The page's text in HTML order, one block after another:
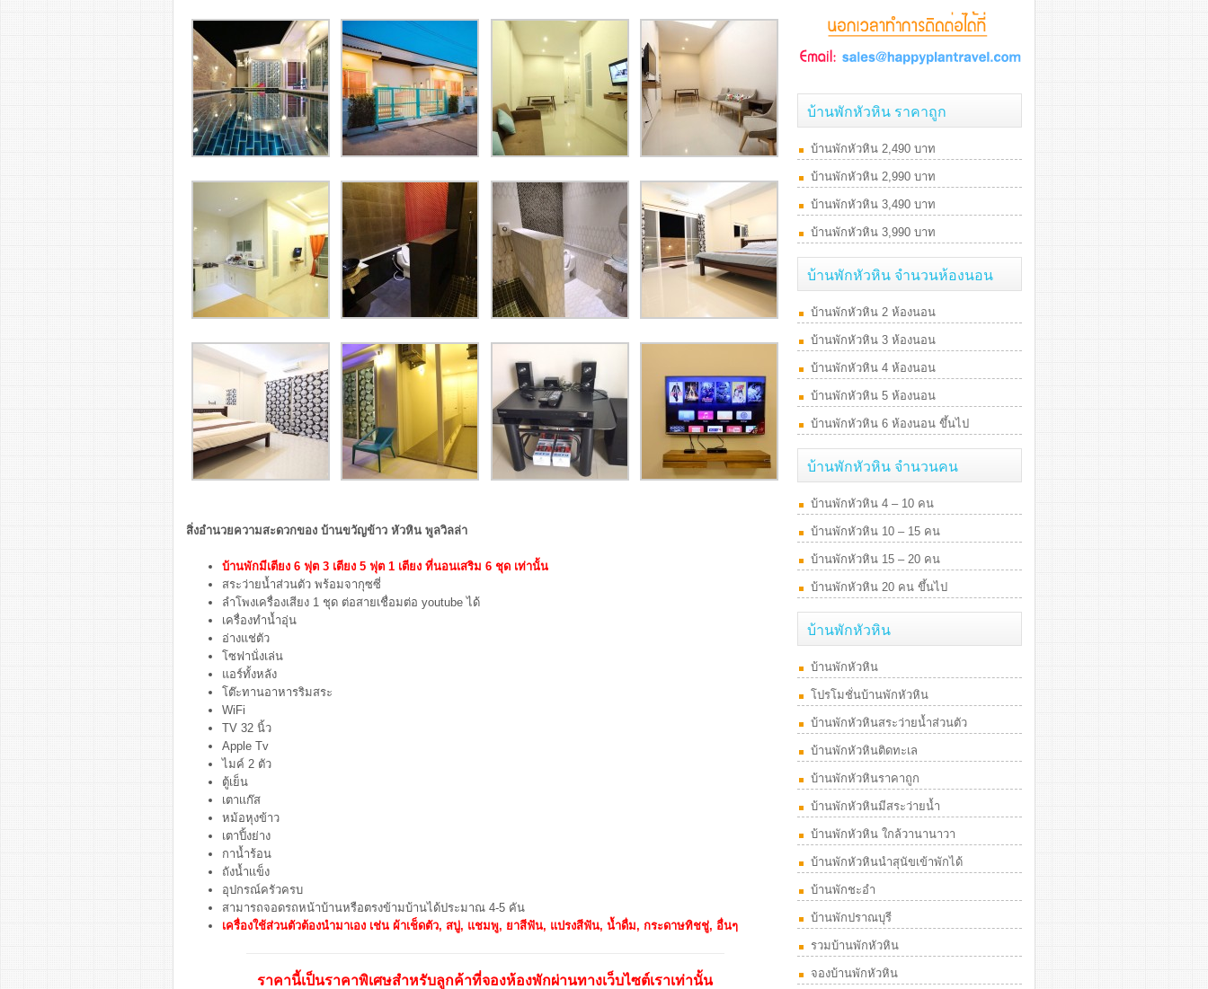
สิ่งอำนวยความสะดวกของ บ้านขวัญข้าว หัวหิน พูลวิลล่า
บ้านพักมีเตียง 6 ฟุต 3 เตียง 5 ฟุต 1 เตียง ที่นอนเสริม 6 ชุด เท่านั้น
สระว่ายน้ำส่วนตัว พร้อมจากุซซี่
ลำโพงเครื่องเสียง 1 ชุด ต่อสายเชื่อมต่อ youtube ได้
เครื่องทำน้ำอุ่น
อ่างแช่ตัว
โซฟานั่งเล่น
แอร์ทั้งหลัง
โต๊ะทานอาหารริมสระ
WiFi
TV 32 นิ้ว
Apple Tv
ไมค์ 2 ตัว
ตู้เย็น
เตาเเก๊ส
หม้อหุงข้าว
เตาปิ้งย่าง
กาน้ำร้อน
ถังน้ำเเข็ง
อุปกรณ์ครัวครบ
สามารถจอดรถหน้าบ้านหรือตรงข้ามบ้านได้ประมาณ 4-5 คัน
เครื่องใช้ส่วนตัวต้องนำมาเอง เช่น ผ้าเช็ดตัว, สบู่, แชมพู, ยาสีฟัน, แปรงสีฟัน, น้ำดื่ม, กระดาษทิชชู่, อื่นๆ
ราคานี้เป็นราคาพิเศษสำหรับลูกค้าที่จองห้องพักผ่านทางเว็บไซต์เราเท่านั้น
บ้านพักหัวหิน ราคาถูก
บ้านพักหัวหิน 2,490 บาท
บ้านพักหัวหิน 2,990 บาท
บ้านพักหัวหิน 3,490 บาท
บ้านพักหัวหิน 3,990 บาท
บ้านพักหัวหิน จำนวนห้องนอน
บ้านพักหัวหิน 2 ห้องนอน
บ้านพักหัวหิน 3 ห้องนอน
บ้านพักหัวหิน 4 ห้องนอน
บ้านพักหัวหิน 5 ห้องนอน
บ้านพักหัวหิน 6 ห้องนอน ขึ้นไป
บ้านพักหัวหิน จำนวนคน
บ้านพักหัวหิน 4 – 10 คน
บ้านพักหัวหิน 10 – 15 คน
บ้านพักหัวหิน 15 – 20 คน
บ้านพักหัวหิน 20 คน ขึ้นไป
บ้านพักหัวหิน
บ้านพักหัวหิน
โปรโมชั่นบ้านพักหัวหิน
บ้านพักหัวหินสระว่ายน้ำส่วนตัว
บ้านพักหัวหินติดทะเล
บ้านพักหัวหินราคาถูก
บ้านพักหัวหินมีสระว่ายน้ำ
บ้านพักหัวหิน ใกล้วานานาวา
บ้านพักหัวหินนำสุนัขเข้าพักได้
บ้านพักชะอำ
บ้านพักปราณบุรี
รวมบ้านพักหัวหิน
จองบ้านพักหัวหิน